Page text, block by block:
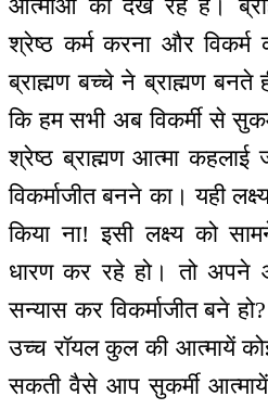
आत्माओं को देख रहे हैं।
श्रेष्ठ कर्म करना और
ब्राह्मण बच्चे ने ब्राह्मण बनते
कि हम सभी अब विकर्मी से
श्रेष्ठ ब्राह्मण आत्मा
विकर्माजीत बनने का। यही
किया ना! इसी लक्ष्य को
धारण कर रहे हो। तो अपने
सन्यास कर विकर्माजीत बने
उच्च रॉयल कुल की आत्मायें
सकती वैसे आप सुकर्मी